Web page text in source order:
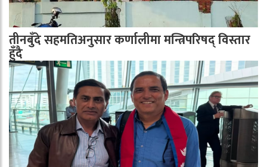
तीनबुँदे सहमतिअनुसार कर्णालीमा मन्त्रिपरिषद् विस्तार
हुँदै